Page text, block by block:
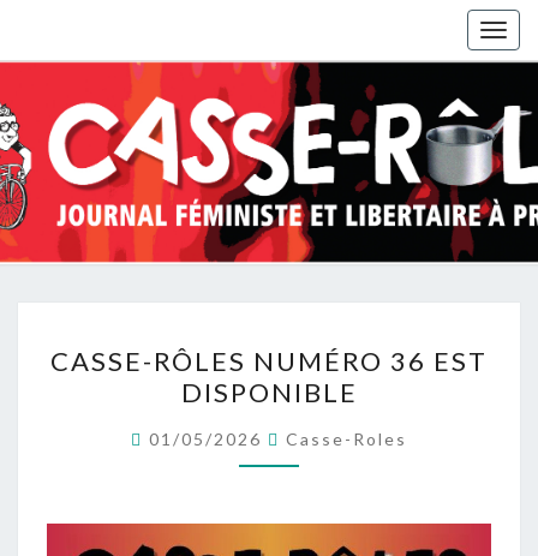
RÔLES
NUMÉRO
36
EST
CASSE-RÔLES NUMÉRO 36 EST
DISPONIBLE
01/05/2026 Casse-Roles